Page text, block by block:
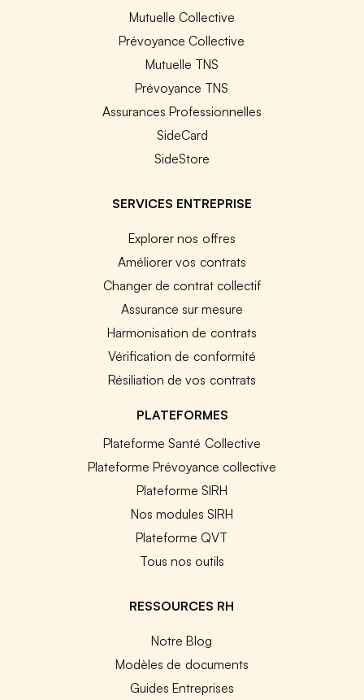
Mutuelle Collective
Prévoyance Collective
Mutuelle TNS
Prévoyance TNS
Assurances Professionnelles
SideCard
SideStore
SERVICES ENTREPRISE
Explorer nos offres
Améliorer vos contrats
Changer de contrat collectif
Assurance sur mesure
Harmonisation de contrats
Vérification de conformité
Résiliation de vos contrats
PLATEFORMES
Plateforme Santé Collective
Plateforme Prévoyance collective
Plateforme SIRH
Nos modules SIRH
Plateforme QVT
Tous nos outils
RESSOURCES RH
Notre Blog
Modèles de documents
Guides Entreprises